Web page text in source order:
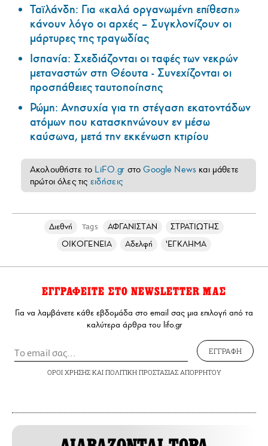
Ταϊλάνδη: Για «καλά οργανωμένη επίθεση»
κάνουν λόγο οι αρχές – Συγκλονίζουν οι
μάρτυρες της τραγωδίας
Ισπανία: Σχεδιάζονται οι ταφές των νεκρών
μεταναστών στη Θέουτα - Συνεχίζονται οι
προσπάθειες ταυτοποίησης
Ρώμη: Ανησυχία για τη στέγαση εκατοντάδων
ατόμων που κατασκηνώνουν εν μέσω
καύσωνα, μετά την εκκένωση κτιρίου
Ακολουθήστε το LiFO.gr στοGoogle News και μάθετε
πρώτοι όλες τις ειδήσεις
Διεθνή Tags ΑΦΓΑΝΙΣΤΑΝ
ΣΤΡΑΤΙΩΤΗΣ
ΟΙΚΟΓΕΝΕΙΑ
Αδελφή 'ΕΓΚΛΗΜΑ
ΕΓΓΡΑΦΕΙΤΕ ΣΤΟ NEWSLETTER ΜΑΣ
Για να λαμβάνετε κάθε εβδομάδα στο email σας μια επιλογή από τα
καλύτερα άρθρα του lifo.gr
ΕΓΓΡΑΦΗ
ΟΡΟΙ ΧΡΗΣΗΣΚΑΙ ΠΟΛΙΤΙΚΗ ΠΡΟΣΤΑΣΙΑΣ ΑΠΟΡΡΗΤΟΥ